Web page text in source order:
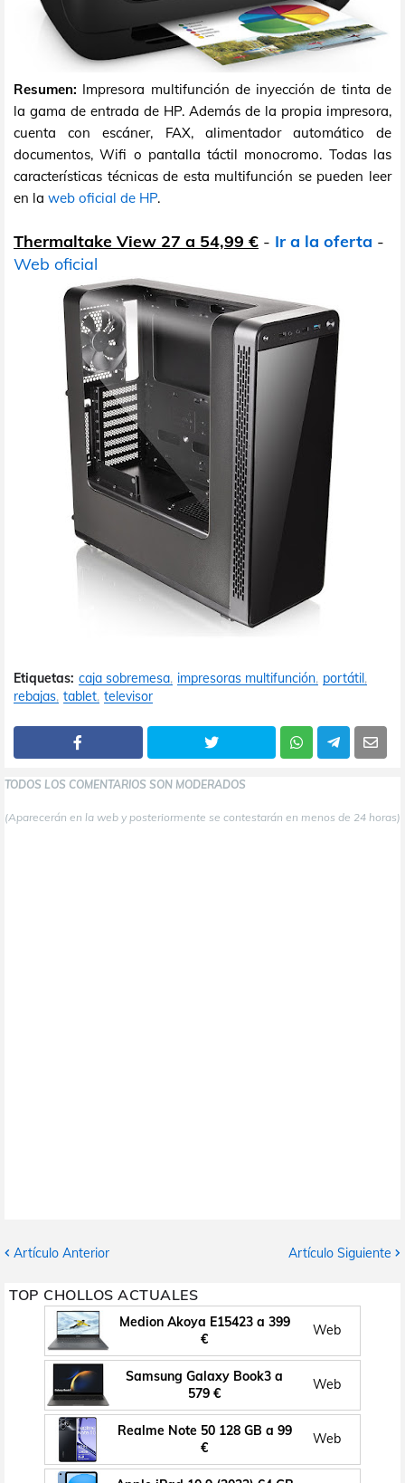
Resumen: Impresora multifunción de inyección de tinta de
la gama de entrada de HP. Además de la propia impresora,
cuenta con escáner, FAX, alimentador automático de
documentos, Wifi o pantalla táctil monocromo. Todas las
características técnicas de esta multifunción se pueden leer
en la web oficial de HP.
Thermaltake View 27 a 54,99 € - Ir a la oferta -
Web oficial
Etiquetas: caja sobremesa impresoras multifunción portátil
rebajas tablet televisor
TODOS LOS COMENTARIOS SON MODERADOS
(Aparecerán en la web y posteriormente se contestarán en menos de 24 horas)
Artículo Anterior Artículo Siguiente
TOP CHOLLOS ACTUALES
Medion Akoya E15423 a 399
€
Web
Samsung Galaxy Book3 a
579 €
Web
Realme Note 50 128 GB a 99
€
Web